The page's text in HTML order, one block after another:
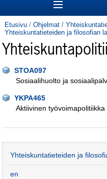
Sections
Etusivu / Ohjelmat /
Yhteiskuntatieteiden ja filosofian
STOA097
Sosiaalihuolto ja
YKPA465
Aktiivinen
Yhteiskuntatieteiden ja
en